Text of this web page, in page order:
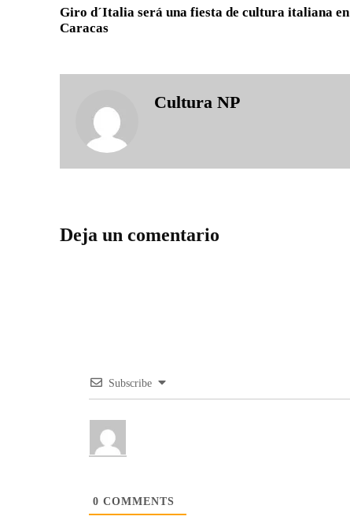
Giro d´Italia será una fiesta de cultura italiana en
Caracas
Cultura NP
Deja un comentario
Subscribe
0 COMMENTS